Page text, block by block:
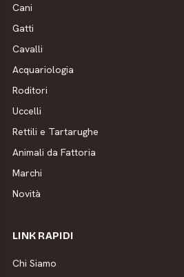
Cani
Gatti
Cavalli
Acquariologia
Roditori
Uccelli
Rettili e Tartarughe
Animali da Fattoria
Marchi
Novità
LINK RAPIDI
Chi Siamo